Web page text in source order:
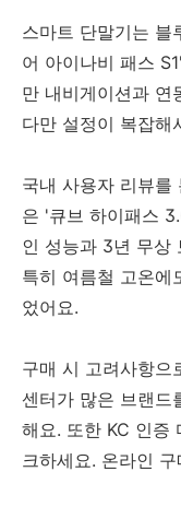
스마트 단말기는 블
어 아이나비 패스
만 내비게이션과 연
다만 설정이 복잡해
국내 사용자 리뷰를
은 '큐브 하이패스
인 성능과 3년 무상
특히 여름철 고온에
었어요.
구매 시 고려사항으
센터가 많은 브랜드
해요. 또한 KC 인증
크하세요. 온라인